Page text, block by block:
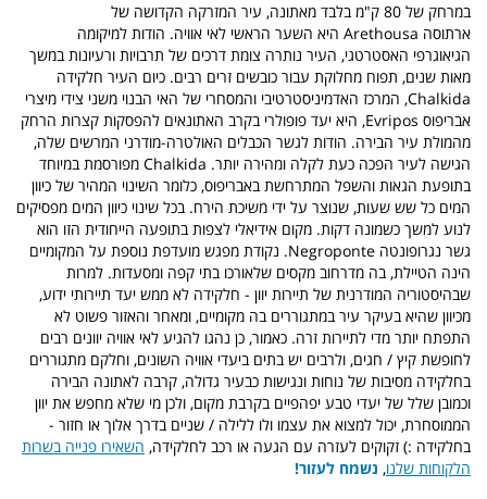
במרחק של 80 ק"מ בלבד מאתונה, עיר המזרקה הקדושה של
ארתוסה Arethousa היא השער הראשי לאי אוויה. הודות למיקומה
הגיאוגרפי האסטרטגי, העיר נותרה צומת דרכים של תרבויות ורעיונות במשך
מאות שנים, תפוח מחלוקת עבור כובשים זרים רבים. כיום העיר חלקידה
Chalkida, המרכז האדמיניסטרטיבי והמסחרי של האי הבנוי משני צידי מיצרי
אבריפוס Evripos, היא יעד פופולרי בקרב האתונאים להפסקות קצרות הרחק
מהמולת עיר הבירה. הודות לגשר הכבלים האולטרה-מודרני המרשים שלה,
הגישה לעיר הפכה כעת לקלה ומהירה יותר. Chalkida מפורסמת במיוחד
בתופעת הגאות והשפל המתרחשת באבריפוס, כלומר השינוי המהיר של כיוון
המים כל שש שעות, שנוצר על ידי משיכת הירח. בכל שינוי כיוון המים מפסיקים
לנוע למשך כשמונה דקות. מקום אידיאלי לצפות בתופעה הייחודית הזו הוא
גשר נגרופונטה Negroponte. נקודת מפגש מועדפת נוספת על המקומיים
הינה הטיילת, בה מדרחוב מקסים שלאורכו בתי קפה ומסעדות. למרות
שבהיסטוריה המודרנית של תיירות יוון - חלקידה לא ממש יעד תיירותי ידוע,
מכיוון שהיא בעיקר עיר במתגוררים בה מקומיים, ומאחר והאזור פשוט לא
התפתח יותר מדי לתיירות זרה. כאמור, כן נהגו להגיע לאי אוויה יוונים רבים
לחופשת קיץ / חגים, ולרבים יש בתים ביעדי אוויה השונים, וחלקם מתגוררים
בחלקידה מסיבות של נוחות ונגישות כבעיר גדולה, קרבה לאתונה הבירה
וכמובן שלל של יעדי טבע יפהפיים בקרבת מקום, ולכן מי שלא מחפש את יוון
הממוסחרת, יכול למצוא את עצמו ולו ללילה / שניים בדרך אלוך או חזור -
בחלקידה :) זקוקים לעזרה עם הגעה או רכב לחלקידה, השאירו פנייה בשרות
הלקוחות שלנו, נשמח לעזור!